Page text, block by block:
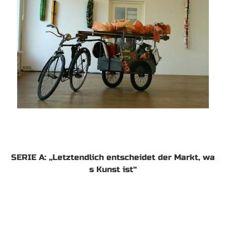
SERIE A: „Letztendlich entscheidet der Markt, wa
s Kunst ist“